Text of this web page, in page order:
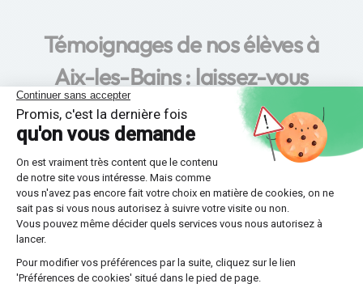
Témoignages de nos élèves à
Aix-les-Bains : laissez-vous
inspirer par leurs succès !